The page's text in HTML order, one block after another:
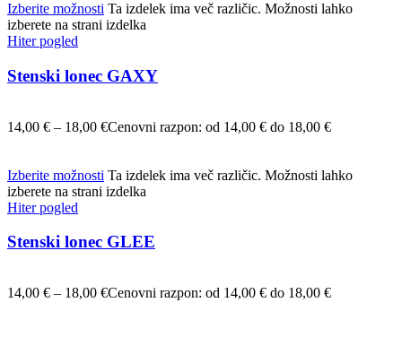
Izberite možnosti Ta izdelek ima več različic. Možnosti lahko
izberete na strani izdelka
Hiter pogled
Stenski lonec GAXY
14,00 € – 18,00 €Cenovni razpon: od 14,00 € do 18,00 €
Izberite možnosti Ta izdelek ima več različic. Možnosti lahko
izberete na strani izdelka
Hiter pogled
Stenski lonec GLEE
14,00 € – 18,00 €Cenovni razpon: od 14,00 € do 18,00 €